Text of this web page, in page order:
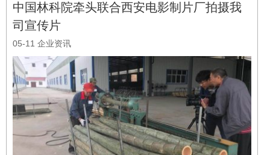
中国林科院牵头联合西安电影制片厂拍摄我
司宣传片
05-11 企业资讯